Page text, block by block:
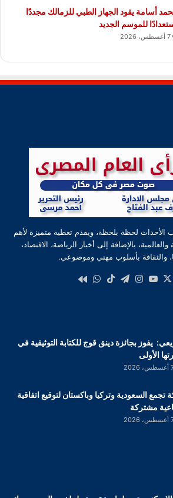
أسامة يقود الجهاز الطبي للزمالك مجددًا
للموسم الجديد
7 أغسطس، 2026
الأحداث لحظة بلحظة، ويقدم تغطية متميزة لأهم
والعالمية، بالإضافة إلى أخبار الرياضة، الاقتصاد،
والثقافة بأسلوب مهني وموضوعي.
فيسبوك
‫X
‫YouTube
انستقرام
تيلقرام‫TikTokواتساب
يفوز بجائزة دينق قوج للكتابة التوثيقية في
الأولى
2026
تجمع السعودية وتركيا وباكستان لتوقيع اتفاقية
مشتركة
2026